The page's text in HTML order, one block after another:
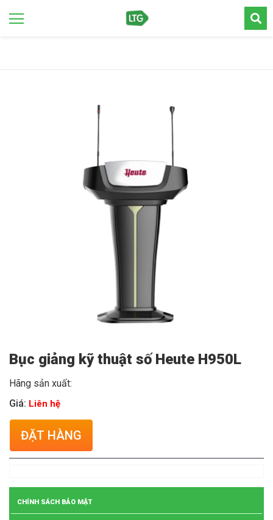
Bục giảng kỹ thuật số Heute H950L
Hãng sản xuất:
Giá: Liên hệ
ĐẶT HÀNG
CHÍNH SÁCH BẢO MẬT